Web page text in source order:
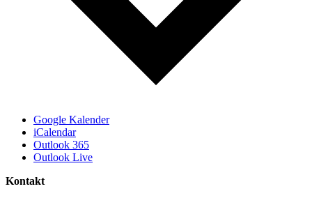
Google Kalender
iCalendar
Outlook 365
Outlook Live
Kontakt